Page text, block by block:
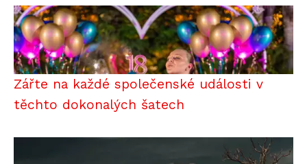
Zářte na každé společenské události v
těchto dokonalých šatech